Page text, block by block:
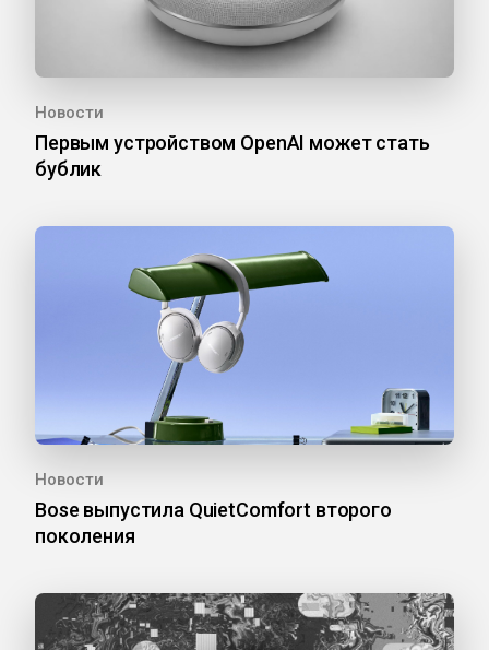
Новости
Первым устройством OpenAI может стать
бублик
Новости
Bose выпустила QuietComfort второго
поколения